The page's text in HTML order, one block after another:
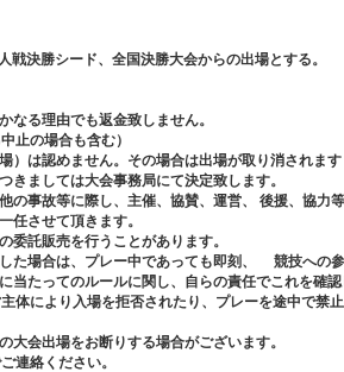
決勝シード、全国決勝大会からの出場とする。
なる理由でも返金致しません。
止の場合も含む）
）は認めません。その場合は出場が取り消されます
きましては大会事務局にて決定致します。
の事故等に際し、主催、協賛、運営、 後援、協力
任させて頂きます。
委託販売を行うことがあります。
た場合は、プレー中であっても即刻、 競技への参
当たってのルールに関し、自らの責任でこれを確認
体により入場を拒否されたり、プレーを途中で禁
大会出場をお断りする場合がございます。
連絡ください。